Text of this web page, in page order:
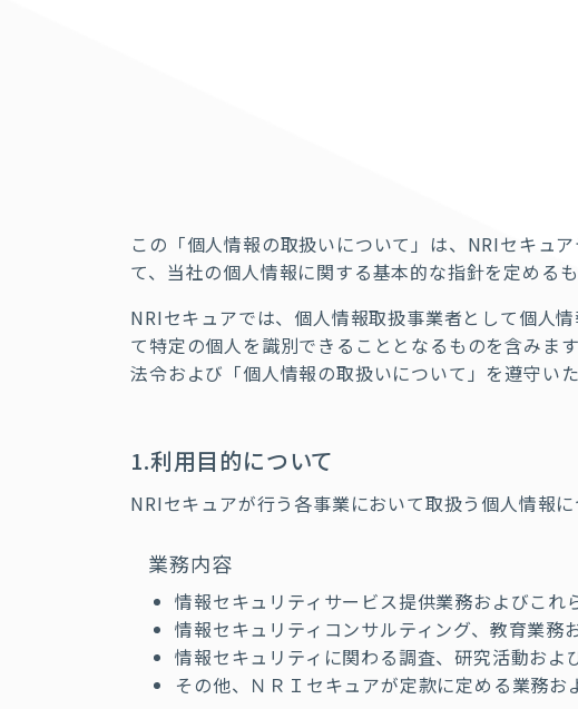
この「個人情報の取扱いについて」は、NRIセキュ
て、当社の個人情報に関する基本的な指針を定めるも
NRIセキュアでは、個人情報取扱事業者として個人
て特定の個人を識別できることとなるものを含みま
法令および「個人情報の取扱いについて」を遵守いた
1.利用目的について
NRIセキュアが行う各事業において取扱う個人情報に
業務内容
情報セキュリティサービス提供業務およびこれ
情報セキュリティコンサルティング、教育業務
情報セキュリティに関わる調査、研究活動およ
その他、ＮＲＩセキュアが定款に定める業務